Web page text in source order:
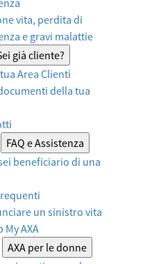
vita, perdita di
e gravi malattie
già cliente?
Area Clienti
della tua
FAQ e Assistenza
beneficiario di una
un sinistro vita
My AXA
AXA per le donne